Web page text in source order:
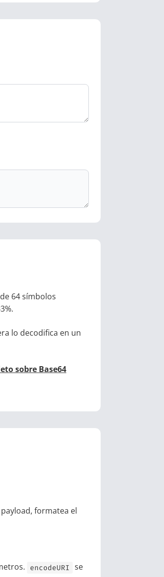
64 símbolos
lo decodifica en un
sobre Base64
formatea el
encodeURI se